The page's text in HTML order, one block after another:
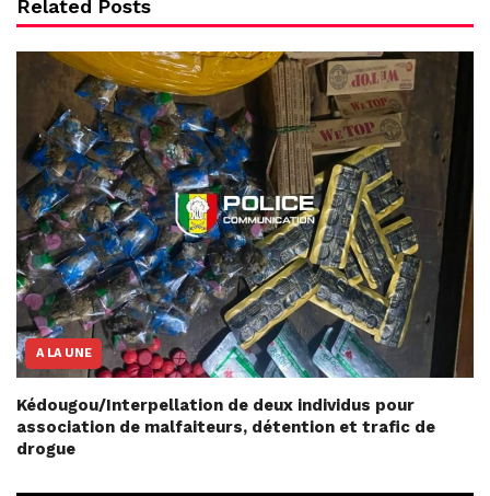
Related Posts
A LA UNE
Kédougou/Interpellation de deux individus pour
association de malfaiteurs, détention et trafic de
drogue